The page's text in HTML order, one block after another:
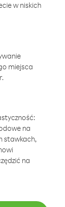
w niskich
miejsca
na
stawkach,
na